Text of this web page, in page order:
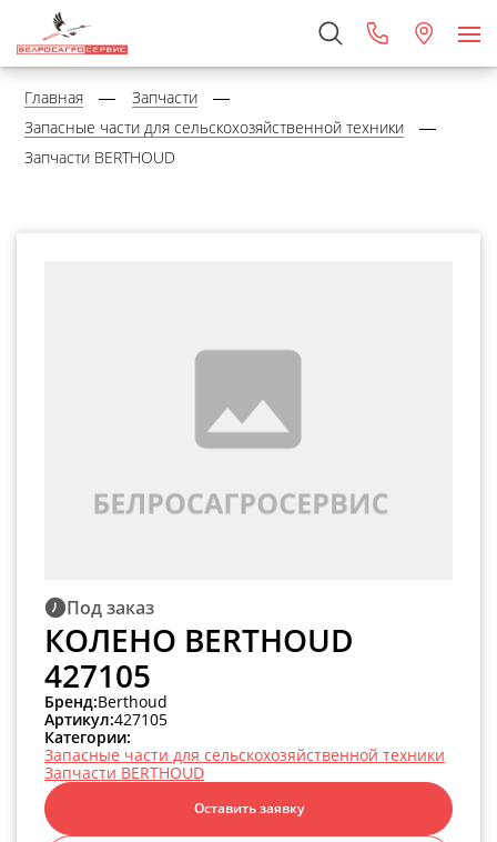
Главная
Запчасти
Запасные части для сельскохозяйственной техники
Запчасти BERTHOUD
Под заказ
КОЛЕНО BERTHOUD
427105
Бренд:Berthoud
Артикул:427105
Категории:
Запасные части для сельскохозяйственной техники
Запчасти BERTHOUD
Оставить заявку